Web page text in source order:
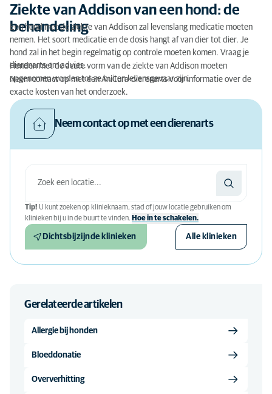
Ziekte van Addison van een hond: de
behandeling
Een hond met de ziekte van Addison zal levenslang medicatie moeten
nemen. Het soort medicatie en de dosis hangt af van dier tot dier. Je
hond zal in het begin regelmatig op controle moeten komen. Vraag je
dierenarts om advies.
Honden met de acute vorm van de ziekte van Addison moeten
opgenomen worden tot ze buiten levensgevaar zijn.
Neem contact op met een AniCura-dierenarts voor informatie over de
exacte kosten van het onderzoek.
Neem contact op met een dierenarts
Tip! U kunt zoeken op klinieknaam, stad of jouw locatie gebruiken om
klinieken bij u in de buurt te vinden. Hoe in te schakelen.
Dichtsbijzijnde klinieken Alle klinieken
Gerelateerde artikelen
Allergie bij honden
Bloeddonatie
Oververhitting